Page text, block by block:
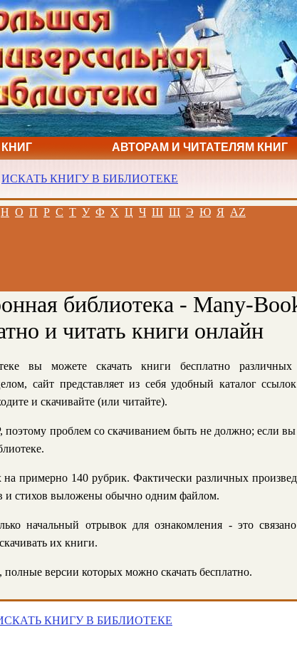
АВТОРАМ И ЧИТАТЕЛЯМ КНИГ
ИСКАТЬ КНИГУ В БИБЛИОТЕКЕ
Н О П Р С Т У Ф Х Ц Ч Ш Щ Э Ю Я AZ
библиотека - Many-
и читать книги онлайн
вы можете скачать книги бесплатно
сайт представляет из себя удобный каталог
и скачивайте (или читайте).
проблем со скачиванием быть не должно; если вы
примерно 140 рубрик. Фактически различных
и стихов выложены обычно одним файлом.
начальный отрывок для ознакомления - это
их книги.
версии которых можно скачать бесплатно.
КНИГУ В БИБЛИОТЕКЕ